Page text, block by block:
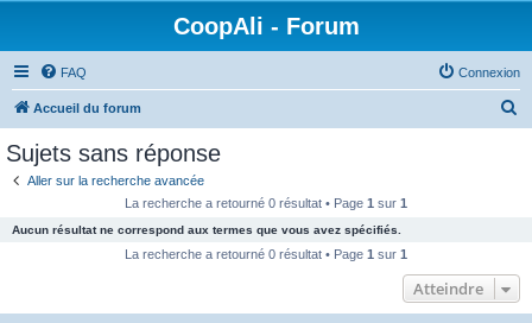
CoopAli - Forum
FAQ Connexion
Accueil du forum
c
Sujets sans réponse
Aller sur la recherche avancée
La recherche a retourné 0 résultat • Page 1 sur 1
Aucun résultat ne correspond aux termes que vous avez spécifiés.
La recherche a retourné 0 résultat • Page 1 sur 1
Atteindre